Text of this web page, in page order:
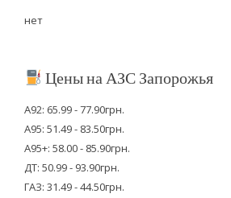
нет
Цены на АЗС Запорожья
А92: 65.99 - 77.90грн.
А95: 51.49 - 83.50грн.
А95+: 58.00 - 85.90грн.
ДТ: 50.99 - 93.90грн.
ГАЗ: 31.49 - 44.50грн.